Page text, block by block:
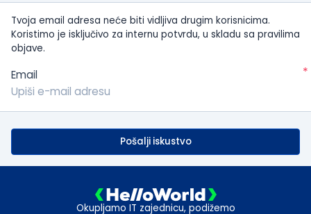
Tvoja email adresa neće biti vidljiva drugim korisnicima.
Koristimo je isključivo za internu potvrdu, u skladu sa pravilima
objave.
Email *
Pošalji iskustvo
Okupljamo IT zajednicu, podižemo